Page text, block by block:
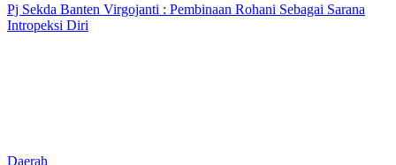
Pj Sekda Banten Virgojanti : Pembinaan Rohani Sebagai Sarana
Intropeksi Diri
Daerah